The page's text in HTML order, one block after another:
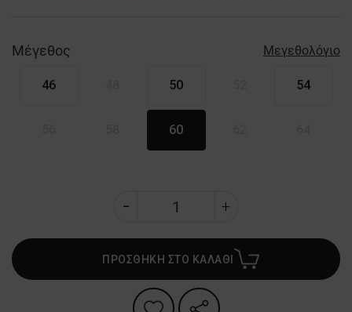
Μέγεθος Μεγεθολόγιο
46 50 54
60
ΠΡΟΣΘΗΚΗ ΣΤΟ ΚΑΛΑΘΙ